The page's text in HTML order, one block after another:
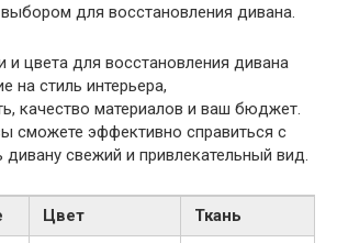
для восстановления дивана.
и цвета для восстановления дивана
на стиль интерьера,
качество материалов и ваш бюджет.
сможете эффективно справиться с
дивану свежий и привлекательный вид.
Цвет Ткань